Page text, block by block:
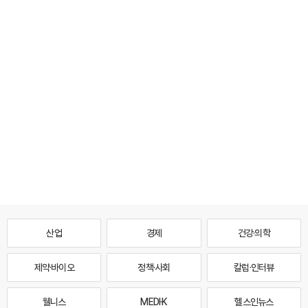
산업 경제 건강·의학
제약·바이오 정책·사회 칼럼·인터뷰
웰니스 MEDI·K 헬스인뉴스